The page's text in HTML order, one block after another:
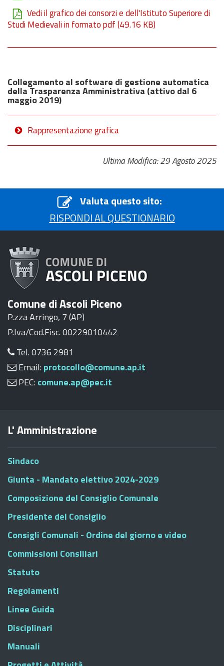
Vedi il grafico dei consorzi e dell'Istituto Superiore di
Studi Medievali in formato pdf(49.16 KB)
Collegamento al software di gestione automatica
della Trasparenza Amministrativa (attivo dal 6
maggio 2019)
Rappresentazione grafica
Ultima Modifica: 29 Agosto 2025
Valuta questo sito:
RISPONDI AL QUESTIONARIO
Comune di Ascoli Piceno
P.zza Arringo, 7 (AP)
P.Iva/Cod.Fisc. 00229010442
Tel. 0736 2981
Email: protocollo@comune.ap.it
PEC: comune.ap@pec.it
L' Amministrazione
Sindaco
Giunta - Mandato elettivo 2024-2029
Composizione del Consiglio Comunale
Presidente del Consiglio
Consigli Comunali - Ordine del giorno e video
Commissioni Consiliari
Statuto
Regolamenti
Linee Guida
Disciplinari
Manuali